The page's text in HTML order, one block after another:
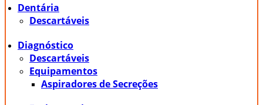
Dentária
Descartáveis
Diagnóstico
Descartáveis
Equipamentos
Aspiradores de Secreções